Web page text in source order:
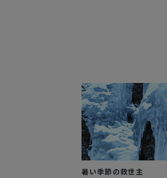
暑い季節の救世主